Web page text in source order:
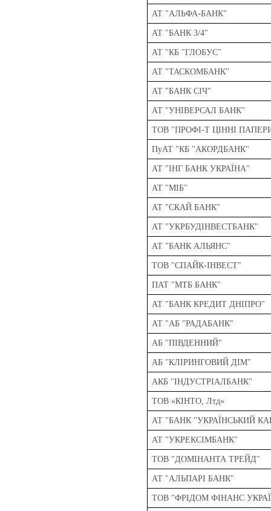
АТ "АЛЬФА-БАНК"
АТ "БАНК 3/4"
АТ "КБ "ГЛОБУС"
АТ "ТАСКОМБАНК"
АТ "БАНК СІЧ"
АТ "УНІВЕРСАЛ БАНК"
ТОВ "ПРОФІ-Т ЦІННІ
ПуАТ "КБ "АКОРДБАНК"
АТ "ІНГ БАНК УКРАЇНА"
АТ "МІБ"
АТ "СКАЙ БАНК"
АТ "УКРБУДІНВЕСТБАНК"
АТ "БАНК АЛЬЯНС"
ТОВ "СПАЙК-ІНВЕСТ"
ПАТ "МТБ БАНК"
АТ "БАНК КРЕДИТ ДНІПРО"
АТ "АБ "РАДАБАНК"
АБ "ПІВДЕННИЙ"
АБ "КЛІРИНГОВИЙ ДІМ"
АКБ "IНДУСТРIАЛБАНК"
ТОВ «КІНТО, Лтд»
АТ "БАНК "УКРАЇНСЬКИЙ
АТ "УКРЕКСІМБАНК"
ТОВ "ДОМІНАНТА ТРЕЙД"
АТ "АЛЬПАРІ БАНК"
ТОВ "ФРІДОМ ФІНАНС